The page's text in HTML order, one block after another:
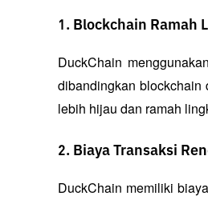
1. Blockchain Ramah
DuckChain
dibandingkan blockchain
lebih hijau dan ramah
2. Biaya Transaksi
DuckChain memiliki